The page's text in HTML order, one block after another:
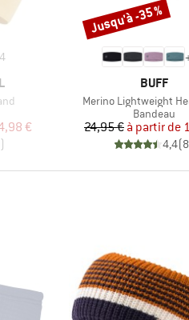
4
€
)
MARQUE
BUFF
Article
Merino Lightweight
Product
Bandeau
Prix
24,95 € Prix
à partir de
4,4(8
Remise
Jusqu'à -35 %